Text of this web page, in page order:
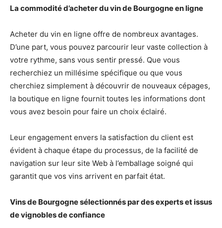
La commodité d’acheter du vin de Bourgogne en ligne
Acheter du vin en ligne offre de nombreux avantages.
D’une part, vous pouvez parcourir leur vaste collection à
votre rythme, sans vous sentir pressé. Que vous
recherchiez un millésime spécifique ou que vous
cherchiez simplement à découvrir de nouveaux cépages,
la boutique en ligne fournit toutes les informations dont
vous avez besoin pour faire un choix éclairé.
Leur engagement envers la satisfaction du client est
évident à chaque étape du processus, de la facilité de
navigation sur leur site Web à l’emballage soigné qui
garantit que vos vins arrivent en parfait état.
Vins de Bourgogne sélectionnés par des experts et issus
de vignobles de confiance